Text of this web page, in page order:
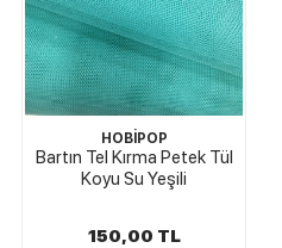
HOBİPOP
Bartın Tel Kırma Petek Tül
Koyu Su Yeşili
150,00 TL